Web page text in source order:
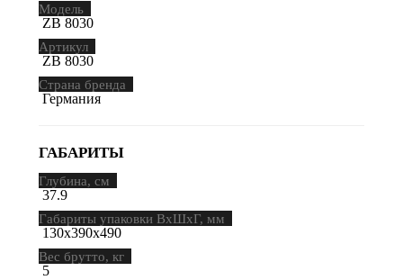
Модель
ZB 8030
Артикул
ZB 8030
Страна бренда
Германия
ГАБАРИТЫ
Глубина, см
37.9
Габариты упаковки ВхШхГ, мм
130х390х490
Вес брутто, кг
5